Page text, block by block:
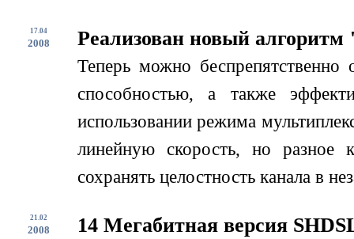
17.04
2008 Реализован новый
Теперь можно
способностью, а также
использовании режима
линейную скорость, но разное
сохранять целостность канала в
21.02
2008 14 Мегабитная версия